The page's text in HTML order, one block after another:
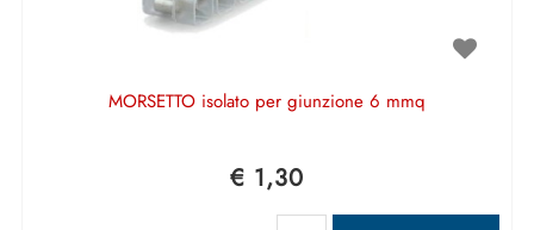
MORSETTO isolato per giunzione 6 mmq
€ 1,30